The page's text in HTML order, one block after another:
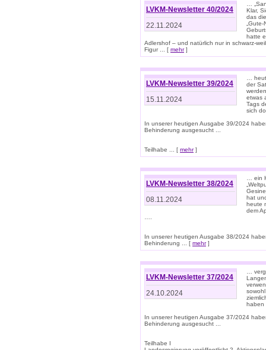
LVKM-Newsletter 40/2024
22.11.2024
…
Klar,
das
hatte
Adlershof – und natürlich nur in schwarz-
Figur ... [ mehr]
LVKM-Newsletter 39/2024
15.11.2024
…
der
etwas
Tags
sich
In unserer heutigen Ausgabe 39/2024
Behinderung ausgesucht ...
Teilhabe ... [ mehr]
LVKM-Newsletter 38/2024
08.11.2024
… ein
hat
heute
dem
In unserer heutigen Ausgabe 38/2024
Behinderung ... [ mehr]
LVKM-Newsletter 37/2024
24.10.2024
…
In unserer heutigen Ausgabe 37/2024
Behinderung ausgesucht ...
Teilhabe I